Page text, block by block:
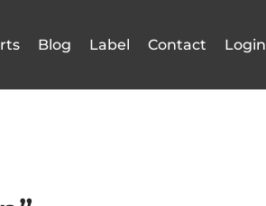
Blog Label Contact Login